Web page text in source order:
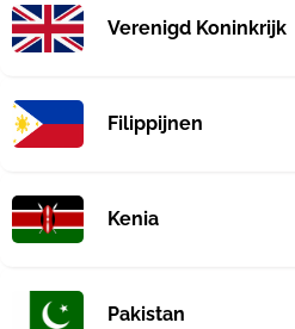
Verenigd Koninkrijk
Filippijnen
Kenia
Pakistan